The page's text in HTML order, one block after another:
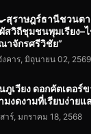
สุราษฎร์ธานีชวนต
สวิถีชุมชนพุมเรียง–
าจักรศรีวิชัย”
คาร, มิถุนายน 02, 2569
ภูเวียง ดอกคัตเตอ
มงดงามที่เรียบง่าย
าร์, มกราคม 18, 2568